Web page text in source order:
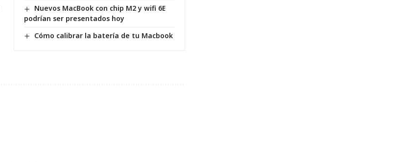
Nuevos MacBook con chip M2 y wifi 6E
podrían ser presentados hoy
Cómo calibrar la batería de tu Macbook